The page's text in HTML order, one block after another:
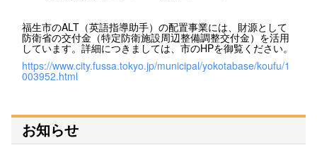
福生市のALT（英語指導助手）の配置事業には、財源として
防衛省の交付金（特定防衛施設周辺整備調整交付金）を活用
しています。詳細につきましては、市のHPを御覧ください。
https://www.city.fussa.tokyo.jp/municipal/yokotabase/koufu/1
003952.html
お知らせ